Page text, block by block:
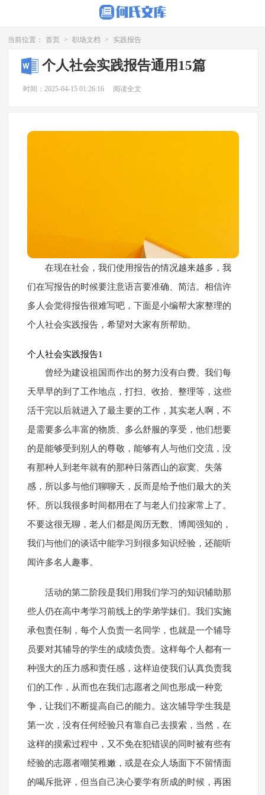
当前位置： 首页 > 职场文档 > 实践报告
个人社会实践报告通用15篇
时间：2025-04-15 01:26:16 阅读全文
在现在社会，我们使用报告的情况越来越多，我
们在写报告的时候要注意语言要准确、简洁。相信许
多人会觉得报告很难写吧，下面是小编帮大家整理的
个人社会实践报告，希望对大家有所帮助。
个人社会实践报告1
曾经为建设祖国而作出的努力没有白费。我们每
天早早的到了工作地点，打扫、收拾、整理等，这些
活干完以后就进入了最主要的工作，其实老人啊，不
是需要多么丰富的物质、多么舒服的享受，他们想要
的是能够受到别人的尊敬，能够有人与他们交流，没
有那种人到老年就有的那种日落西山的寂寞、失落
感，所以多与他们聊聊天，反而是给予他们最大的关
怀。所以我很多时间都用在了与老人们拉家常上了。
不要这很无聊，老人们都是阅历无数、博闻强知的，
我们与他们的谈话中能学习到很多知识经验，还能听
闻许多名人趣事。
活动的第二阶段是我们用我们学习的知识辅助那
些人仍在高中考学习前线上的学弟学妹们。我们实施
承包责任制，每个人负责一名同学，也就是一个辅导
员要对其辅导的学生的成绩负责。这样每个人都有一
种强大的压力感和责任感，这样迫使我们认真负责我
们的工作，从而也在我们志愿者之间也形成一种竞
争，让我们不断提高自己的能力。这次辅导学生我是
第一次，没有任何经验只有靠自己去摸索，当然，在
这样的摸索过程中，又不免在犯错误的同时被有些有
经验的志愿者嘲笑稚嫩，或是在众人场面下不留情面
的喝斥批评，但当自己决心要学有所成的时候，再困